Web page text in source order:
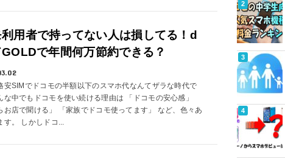
利用者で持ってない人は損してる！d
で年間何万節約できる？
安SIMでドコモの半額以下のスマホ代なんてザラな時代で
な中でもドコモを使い続ける理由は 「ドコモの安心感」
お店で聞ける」 「家族でドコモ使ってます」 など、色々あ
す。 しかしドコ...